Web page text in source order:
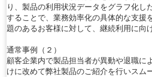
り、製品の利用状況データをグラフ化し
することで、業務効率化の具体的な支援
題のあるお客様に対して、継続利用に向
通常事例（２）
顧客企業内で製品担当者が異動や退職に
けに改めて弊社製品のご紹介を行いスム